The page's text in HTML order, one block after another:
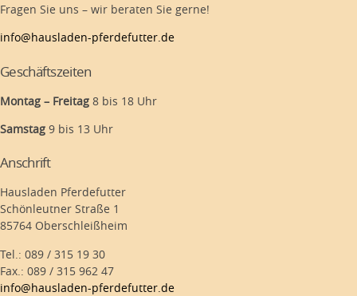
Fragen Sie uns – wir beraten Sie gerne!
info@hausladen-pferdefutter.de
Geschäftszeiten
Montag – Freitag 8 bis 18 Uhr
Samstag 9 bis 13 Uhr
Anschrift
Hausladen Pferdefutter
Schönleutner Straße 1
85764 Oberschleißheim
Tel.: 089 / 315 19 30
Fax.: 089 / 315 962 47
info@hausladen-pferdefutter.de